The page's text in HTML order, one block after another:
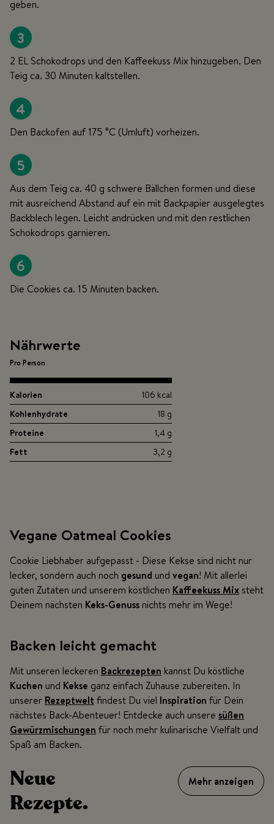
geben.
3
2 EL Schokodrops und den Kaffeekuss Mix hinzugeben. Den
Teig ca. 30 Minuten kaltstellen.
4
Den Backofen auf 175 °C (Umluft) vorheizen.
5
Aus dem Teig ca. 40 g schwere Bällchen formen und diese
mit ausreichend Abstand auf ein mit Backpapier ausgelegtes
Backblech legen. Leicht andrücken und mit den restlichen
Schokodrops garnieren.
6
Die Cookies ca. 15 Minuten backen.
Nährwerte
Pro Person
Kalorien
106 kcal
Kohlenhydrate
18 g
Proteine
1,4 g
Fett
3,2 g
Vegane Oatmeal Cookies
Cookie Liebhaber aufgepasst - Diese Kekse sind nicht nur
lecker, sondern auch noch gesund und vegan! Mit allerlei
guten Zutaten und unserem köstlichen Kaffeekuss Mix steht
Deinem nächsten Keks-Genuss nichts mehr im Wege!
Backen leicht gemacht
Mit unseren leckeren Backrezepten kannst Du köstliche
Kuchen und Kekse ganz einfach Zuhause zubereiten. In
unserer Rezeptweltfindest Du viel Inspiration für Dein
nächstes Back-Abenteuer! Entdecke auch unsere süßen
Gewürzmischungen für noch mehr kulinarische Vielfalt und
Spaß am Backen.
Neue
Rezepte.
Mehr anzeigen